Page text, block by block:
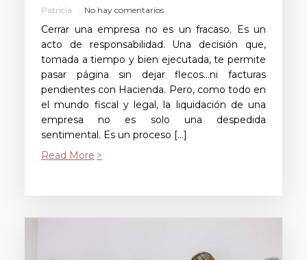
Patricia No hay comentarios
Cerrar una empresa no es un fracaso. Es un
acto de responsabilidad. Una decisión que,
tomada a tiempo y bien ejecutada, te permite
pasar página sin dejar flecos…ni facturas
pendientes con Hacienda. Pero, como todo en
el mundo fiscal y legal, la liquidación de una
empresa no es solo una despedida
sentimental. Es un proceso […]
Read More